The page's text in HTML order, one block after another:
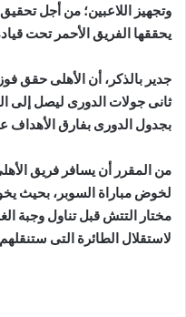
وتجهيز اللاعبين؛ من أجل
يحققها الفريق الأحمر تحت
جدير بالذكر، أن الأهلى حقق
ثانى جولات الدورى ليصل إلى
بجدول الدورى بفارق الأهداف
من المقرر أن يسافر فريق الأهلى
لخوض مباراة السوبر، بحيث
مختار التتش قبل تناول وجبة
لاستقلال الطائرة التى